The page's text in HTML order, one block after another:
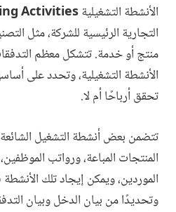
الأنشطة التشغيليةActivities
التجارية الرئيسية للشركة، مثل
منتج أو خدمة. تتشكل معظم
الأنشطة التشغيلية، وتحدد على
تحقق أرباحًا أم لا.
تتضمن بعض أنشطة التشغيل
المنتجات المباعة، ورواتب
الموردين، ويمكن إيجاد تلك الأنشطة
وتحديدًا من بيان الدخل وبيان